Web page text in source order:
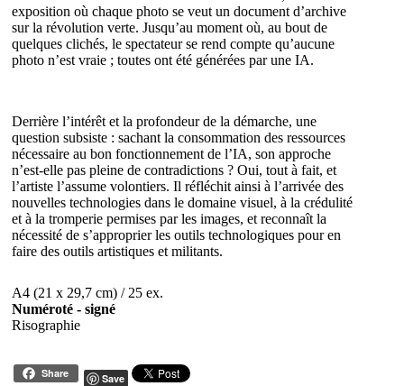
exposition où chaque photo se veut un document d’archive
sur la révolution verte. Jusqu’au moment où, au bout de
quelques clichés, le spectateur se rend compte qu’aucune
photo n’est vraie ; toutes ont été générées par une IA.
Derrière l’intérêt et la profondeur de la démarche, une
question subsiste : sachant la consommation des ressources
nécessaire au bon fonctionnement de l’IA, son approche
n’est-elle pas pleine de contradictions ? Oui, tout à fait, et
l’artiste l’assume volontiers. Il réfléchit ainsi à l’arrivée des
nouvelles technologies dans le domaine visuel, à la crédulité
et à la tromperie permises par les images, et reconnaît la
nécessité de s’approprier les outils technologiques pour en
faire des outils artistiques et militants.
A4 (21 x 29,7 cm) / 25 ex.
Numéroté - signé
Risographie
Share Save